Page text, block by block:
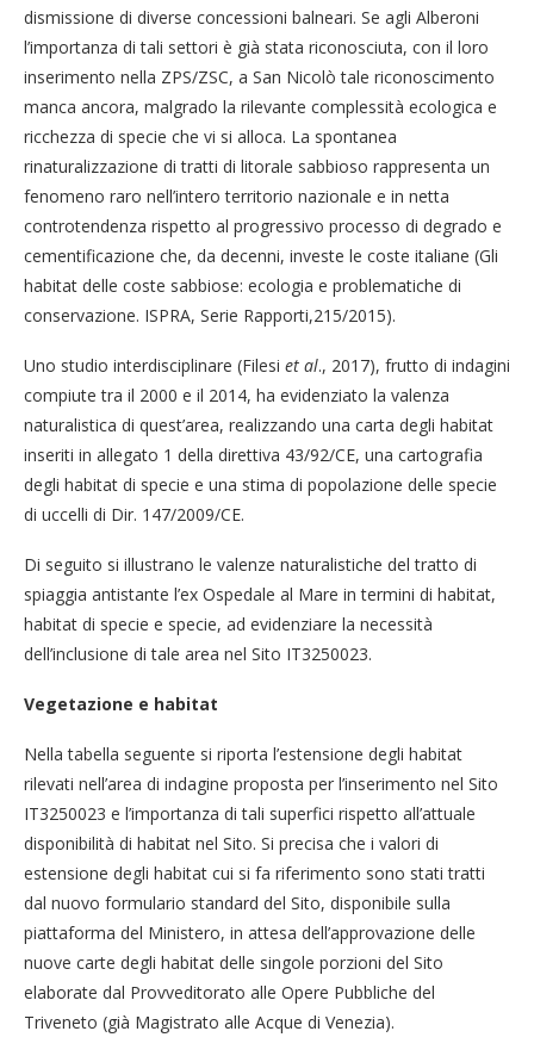
dismissione di diverse concessioni balneari. Se agli Alberoni
l’importanza di tali settori è già stata riconosciuta, con il loro
inserimento nella ZPS/ZSC, a San Nicolò tale riconoscimento
manca ancora, malgrado la rilevante complessità ecologica e
ricchezza di specie che vi si alloca. La spontanea
rinaturalizzazione di tratti di litorale sabbioso rappresenta un
fenomeno raro nell’intero territorio nazionale e in netta
controtendenza rispetto al progressivo processo di degrado e
cementificazione che, da decenni, investe le coste italiane (Gli
habitat delle coste sabbiose: ecologia e problematiche di
conservazione. ISPRA, Serie Rapporti,215/2015).
Uno studio interdisciplinare (Filesi et al., 2017), frutto di indagini
compiute tra il 2000 e il 2014, ha evidenziato la valenza
naturalistica di quest’area, realizzando una carta degli habitat
inseriti in allegato 1 della direttiva 43/92/CE, una cartografia
degli habitat di specie e una stima di popolazione delle specie
di uccelli di Dir. 147/2009/CE.
Di seguito si illustrano le valenze naturalistiche del tratto di
spiaggia antistante l’ex Ospedale al Mare in termini di habitat,
habitat di specie e specie, ad evidenziare la necessità
dell’inclusione di tale area nel Sito IT3250023.
Vegetazione e habitat
Nella tabella seguente si riporta l’estensione degli habitat
rilevati nell’area di indagine proposta per l’inserimento nel Sito
IT3250023 e l’importanza di tali superfici rispetto all’attuale
disponibilità di habitat nel Sito. Si precisa che i valori di
estensione degli habitat cui si fa riferimento sono stati tratti
dal nuovo formulario standard del Sito, disponibile sulla
piattaforma del Ministero, in attesa dell’approvazione delle
nuove carte degli habitat delle singole porzioni del Sito
elaborate dal Provveditorato alle Opere Pubbliche del
Triveneto (già Magistrato alle Acque di Venezia).